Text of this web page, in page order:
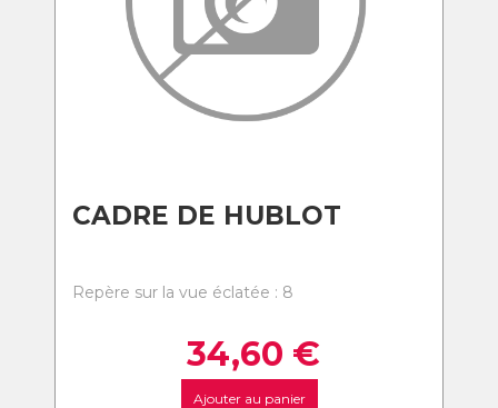
CADRE DE HUBLOT
Repère sur la vue éclatée : 8
34,60 €
Ajouter au panier